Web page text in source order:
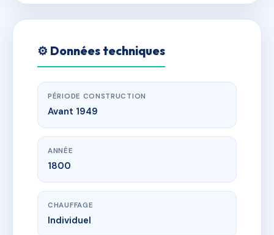
⚙️ Données techniques
PÉRIODE CONSTRUCTION
Avant 1949
ANNÉE
1800
CHAUFFAGE
Individuel